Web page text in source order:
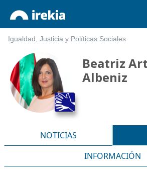
Igualdad, Justicia y Políticas Sociales
Beatriz
Albeniz
NOTICIAS
INFORMACIÓN